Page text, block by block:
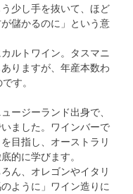
少し手を抜いて、ほど
儲かるのに」という意
ルトワイン。タスマニ
りますが、年産本数わ
す。
ージーランド出身で、
ました。ワインバーで
目指し、オーストラリ
的に学びます。
ん、オレゴンやイタリ
ように」ワイン造りに